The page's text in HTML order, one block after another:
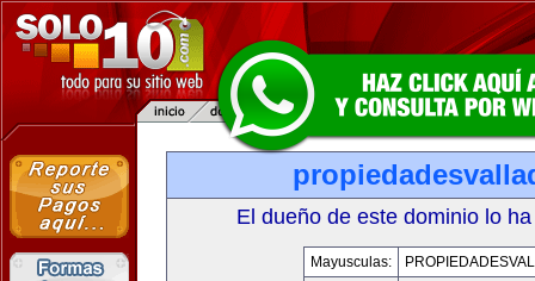
El dueño de este dominio lo
Mayusculas: